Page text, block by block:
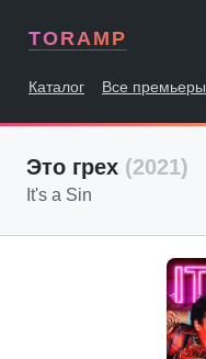
TORAMP
Каталог Все премьеры
Это грех (2021)
It's a Sin